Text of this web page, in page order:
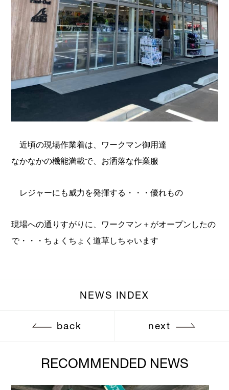
近頃の現場作業着は、ワークマン御用達
なかなかの機能満載で、お洒落な作業服
レジャーにも威力を発揮する・・・優れもの
現場への通りすがりに、ワークマン＋がオープンしたの
で・・・ちょくちょく道草しちゃいます
NEWS INDEX
back next
RECOMMENDED NEWS